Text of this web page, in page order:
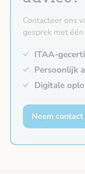
ITAA-
Persoonlijk
Digitale
Neem contact
Contacteer ons
gesprek met